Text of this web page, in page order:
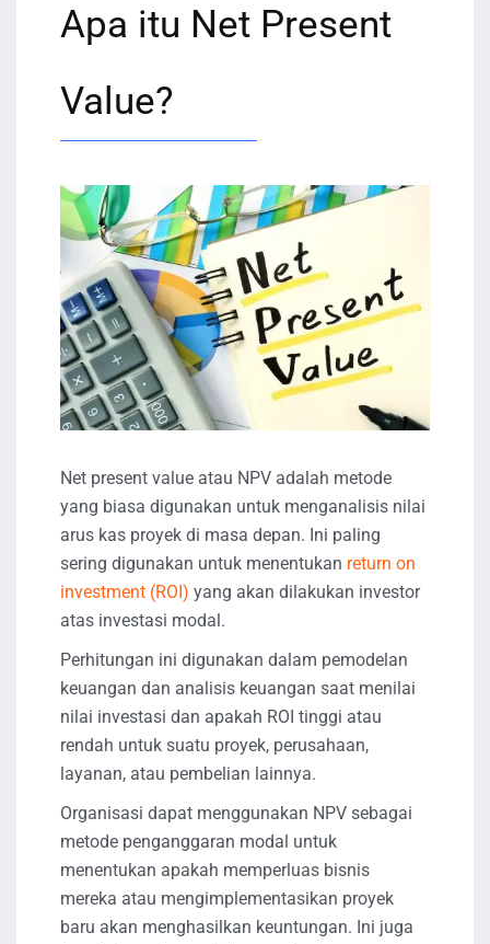
Apa itu Net Present
Value?
Net present value atau NPV adalah metode
yang biasa digunakan untuk menganalisis nilai
arus kas proyek di masa depan. Ini paling
sering digunakan untuk menentukan return on
investment (ROI) yang akan dilakukan investor
atas investasi modal.
Perhitungan ini digunakan dalam pemodelan
keuangan dan analisis keuangan saat menilai
nilai investasi dan apakah ROI tinggi atau
rendah untuk suatu proyek, perusahaan,
layanan, atau pembelian lainnya.
Organisasi dapat menggunakan NPV sebagai
metode penganggaran modal untuk
menentukan apakah memperluas bisnis
mereka atau mengimplementasikan proyek
baru akan menghasilkan keuntungan. Ini juga